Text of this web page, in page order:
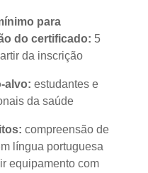
para
do certificado: 5
da inscrição
alvo: estudantes e
da saúde
compreensão de
língua portuguesa
equipamento com